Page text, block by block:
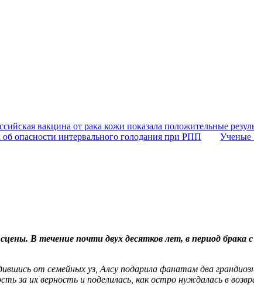
вакцина от рака кожи показала положительные
опасности интервального голодания при РПП
Ученые
В течение почти двух десятков лет, в период
от семейных уз, Алсу подарила фанатам два
за их верность и поделилась, как остро нуждалась в